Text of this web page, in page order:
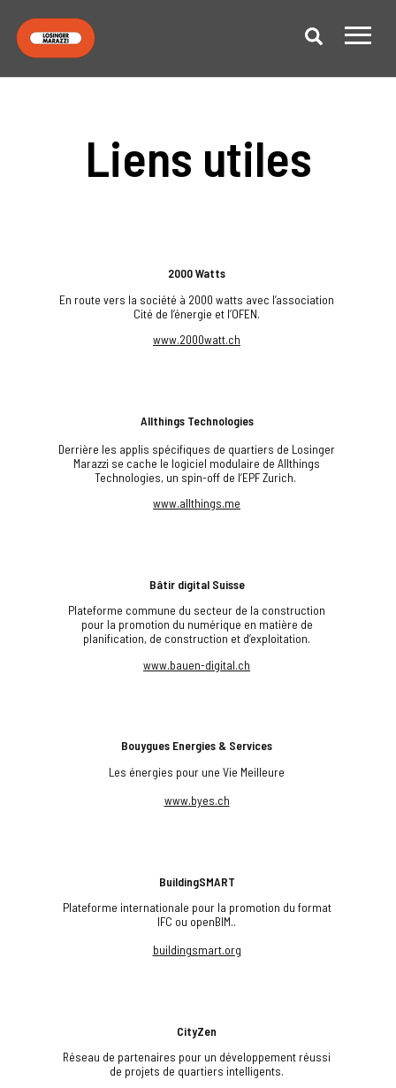
Liens utiles
2000 Watts
En route vers la société à 2000 watts avec l’association
Cité de l’énergie et l’OFEN.
www.2000watt.ch
Allthings Technologies
Derrière les applis spécifiques de quartiers de Losinger
Marazzi se cache le logiciel modulaire de Allthings
Technologies, un spin-off de l’EPF Zurich.
www.allthings.me
Bâtir digital Suisse
Plateforme commune du secteur de la construction
pour la promotion du numérique en matière de
planification, de construction et d’exploitation.
www.bauen-digital.ch
Bouygues Energies & Services
Les énergies pour une Vie Meilleure
www.byes.ch
BuildingSMART
Plateforme internationale pour la promotion du format
IFC ou openBIM..
buildingsmart.org
CityZen
Réseau de partenaires pour un développement réussi
de projets de quartiers intelligents.